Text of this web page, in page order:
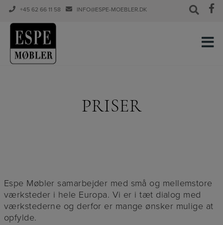
+45 62 66 11 58 INFO@ESPE-MOEBLER.DK
PRISER
Espe Møbler samarbejder med små og mellemstore
værksteder i hele Europa. Vi er i tæt dialog med
værkstederne og derfor er mange ønsker mulige at
opfylde.